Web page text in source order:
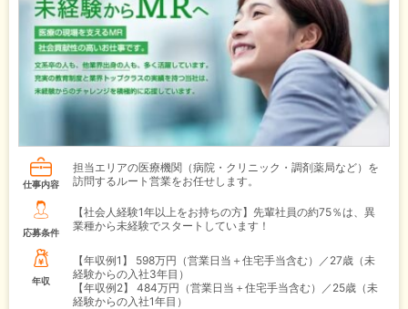
仕事内容
担当エリアの医療機関（病院・クリニック・調剤薬局など）を
訪問するルート営業をお任せします。
応募条件
【社会人経験1年以上をお持ちの方】先輩社員の約75％は、異
業種から未経験でスタートしています！
年収
【年収例1】
598万円（営業日当＋住宅手当含む）／27歳（未
経験からの入社3年目）
【年収例2】
484万円（営業日当＋住宅手当含む）／25歳（未
経験からの入社1年目）